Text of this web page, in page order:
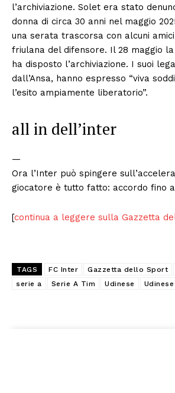
l’archiviazione. Solet era stato
donna di circa 30 anni nel maggio
una serata trascorsa con alcuni
friulana del difensore. Il 28 maggio
ha disposto l’archiviazione. I suoi
dall’Ansa, hanno espresso “viva
l’esito ampiamente liberatorio”.
all in dell’inter
—
Ora l’Inter può spingere
giocatore è tutto fatto: accordo fino
[continua a leggere sulla Gazzetta
TAGS FC Inter Gazzetta dello Sport
serie a
Serie A Tim Udinese